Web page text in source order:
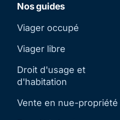
Nos guides
Viager occupé
Viager libre
Droit d'usage et
d'habitation
Vente en nue-propriété